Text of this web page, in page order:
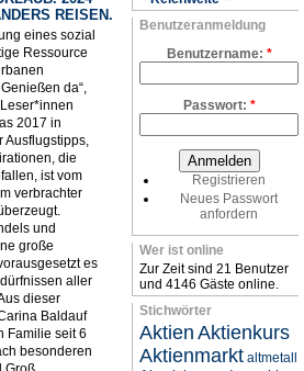
REISEN.
eines sozial
Ressource
da“,
2017 in
die
ist vom
verbrachter
und
große
es
aller
dieser
Baldauf
Familie seit 6
besonderen
Benutzeranmeldung
Benutzername: *
Passwort: *
Registrieren
Neues Passwort
anfordern
Wer ist online
Zur Zeit sind 21 Benutzer
und 4146 Gäste online.
Stichwörter
Aktien Aktienkurs
Aktienmarkt altmetall